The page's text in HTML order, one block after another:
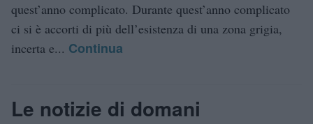
quest’anno complicato. Durante quest’anno complicato
ci si è accorti di più dell’esistenza di una zona grigia,
incerta e... Continua
Le notizie di domani